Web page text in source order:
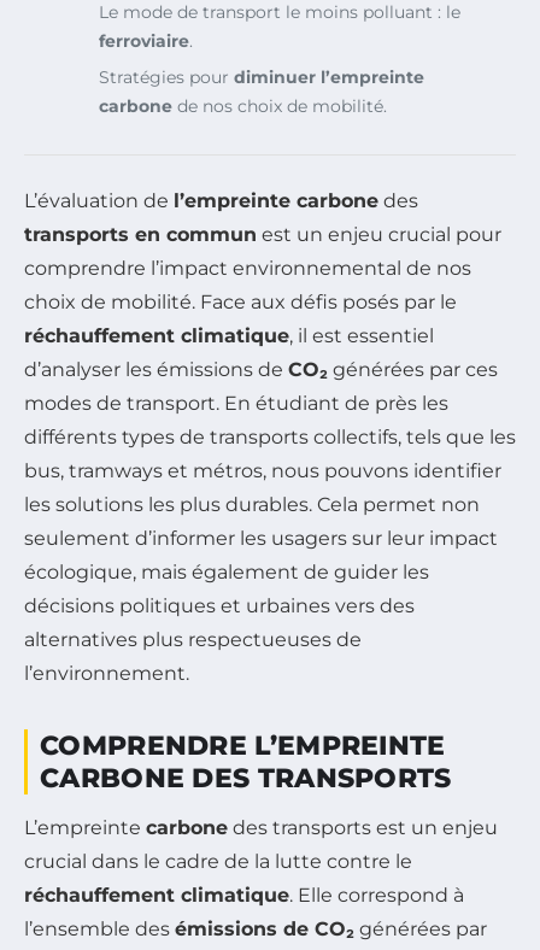
Le mode de transport le moins polluant : le
ferroviaire.
Stratégies pour diminuer l’empreinte
carbone de nos choix de mobilité.
L’évaluation de l’empreinte carbone des
transports en commun est un enjeu crucial pour
comprendre l’impact environnemental de nos
choix de mobilité. Face aux défis posés par le
réchauffement climatique, il est essentiel
d’analyser les émissions de CO₂ générées par ces
modes de transport. En étudiant de près les
différents types de transports collectifs, tels que les
bus, tramways et métros, nous pouvons identifier
les solutions les plus durables. Cela permet non
seulement d’informer les usagers sur leur impact
écologique, mais également de guider les
décisions politiques et urbaines vers des
alternatives plus respectueuses de
l’environnement.
COMPRENDRE L’EMPREINTE
CARBONE DES TRANSPORTS
L’empreinte carbone des transports est un enjeu
crucial dans le cadre de la lutte contre le
réchauffement climatique. Elle correspond à
l’ensemble des émissions de CO₂ générées par